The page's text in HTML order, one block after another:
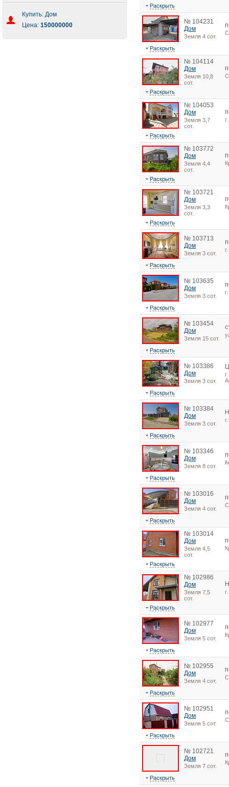
Купить: Дом
Цена: 150000000
Раскрыть
№ 104231
Дом
Земля 4 сот.
Раскрыть
№ 104114
Дом
Земля 10,8
сот.
Раскрыть
№ 104053
Дом
Земля 3,7
сот.
Раскрыть
№ 103772
Дом
Земля 4,4
сот.
Раскрыть
№ 103721
Дом
Земля 3,3
сот.
Раскрыть
№ 103713
Дом
Земля 3 сот.
Раскрыть
№ 103635
Дом
Земля 3 сот.
Раскрыть
№ 103454
Дом
Земля 15 сот.
Раскрыть
№ 103386
Дом
Земля 3 сот.
г
Раскрыть
№ 103384
Дом
Земля 3 сот.
Раскрыть
№ 103346
Дом
Земля 8 сот.
Раскрыть
№ 103016
Дом
Земля 4 сот.
Раскрыть
№ 103014
Дом
Земля 4,5
сот.
Раскрыть
№ 102986
Дом
Земля 7,5
сот.
Раскрыть
№ 102977
Дом
Земля 5 сот.
Раскрыть
№ 102955
Дом
Земля 4 сот.
Раскрыть
№ 102951
Дом
Земля 5 сот.
Раскрыть
№ 102721
Дом
Земля 7 сот.
Раскрыть